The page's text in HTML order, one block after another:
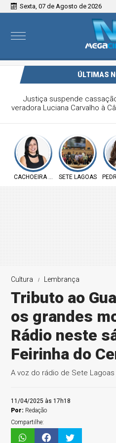
Sexta, 07 de Agosto de 2026
ÚLTIMAS
Câmara de Sete Lagoas
enfrentamento à
CACHOEIRA DA PRATASETE LAGOAS
Cultura Lembrança
Tributo ao
os grandes
Rádio neste
Feirinha do
A voz do rádio de Sete
11/04/2025 às 17h18
Por: Redação
Compartilhe: